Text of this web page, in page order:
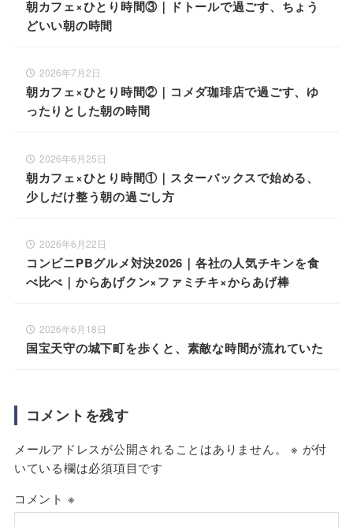
朝カフェ×ひとり時間③｜ドトールで過ごす、ちょう
どいい朝の時間
2026年7月2日
朝カフェ×ひとり時間②｜コメダ珈琲店で過ごす、ゆ
ったりとした朝の時間
2026年6月25日
朝カフェ×ひとり時間①｜スターバックスで始める、
少しだけ整う朝の過ごし方
2026年6月22日
コンビニPBグルメ対決2026｜各社の人気チキンを食
べ比べ｜からあげクン×ファミチキ×からあげ棒
2026年6月18日
国宝天守の城下町を歩くと、素敵な時間が流れていた
コメントを残す
メールアドレスが公開されることはありません。 ※ が付
いている欄は必須項目です
コメント ※